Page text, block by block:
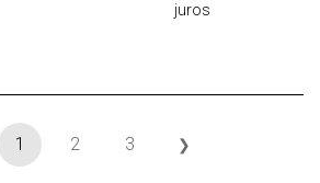
juros
1 2 3 ❯